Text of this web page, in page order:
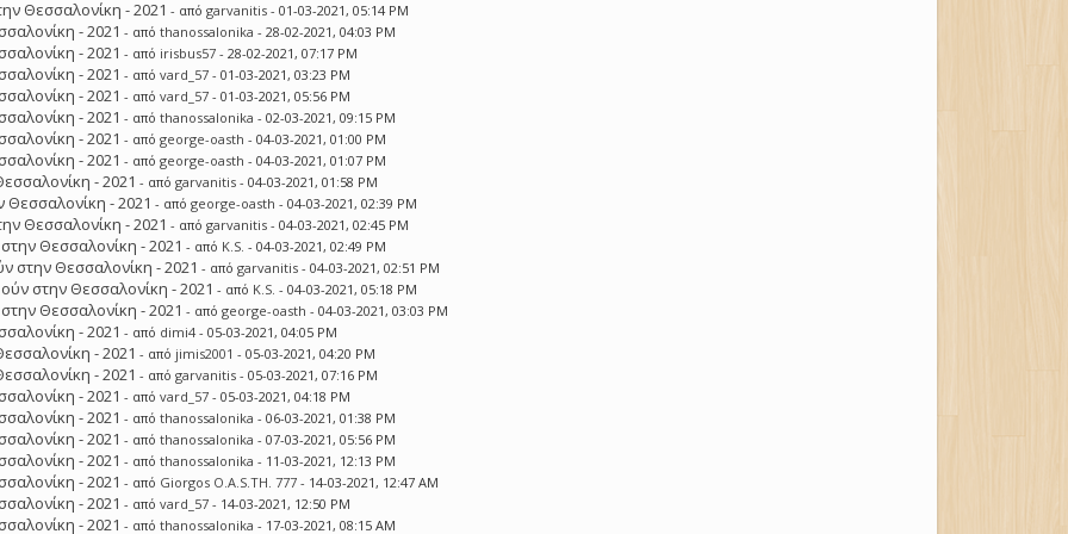
Θεσσαλονίκη - 2021 - απόgarvanitis - 01-03-2021, 05:14 PM
- 2021 - απόthanossalonika - 28-02-2021, 04:03 PM
- 2021 - από irisbus57 - 28-02-2021, 07:17 PM
- 2021 - απόvard_57 - 01-03-2021, 03:23 PM
- 2021 - απόvard_57 - 01-03-2021, 05:56 PM
- 2021 - απόthanossalonika - 02-03-2021, 09:15 PM
- 2021 - απόgeorge-oasth - 04-03-2021, 01:00 PM
- 2021 - απόgeorge-oasth - 04-03-2021, 01:07 PM
- 2021 - απόgarvanitis - 04-03-2021, 01:58 PM
- 2021 - απόgeorge-oasth - 04-03-2021, 02:39 PM
Θεσσαλονίκη - 2021 - απόgarvanitis - 04-03-2021, 02:45 PM
Θεσσαλονίκη - 2021 - από K.S. - 04-03-2021, 02:49 PM
στην Θεσσαλονίκη - 2021 - απόgarvanitis - 04-03-2021, 02:51 PM
στην Θεσσαλονίκη - 2021 - από K.S. - 04-03-2021, 05:18 PM
Θεσσαλονίκη - 2021 - απόgeorge-oasth - 04-03-2021, 03:03 PM
- 2021 - από dimi4 - 05-03-2021, 04:05 PM
- 2021 - από jimis2001 - 05-03-2021, 04:20 PM
- 2021 - απόgarvanitis - 05-03-2021, 07:16 PM
- 2021 - απόvard_57 - 05-03-2021, 04:18 PM
- 2021 - απόthanossalonika - 06-03-2021, 01:38 PM
- 2021 - απόthanossalonika - 07-03-2021, 05:56 PM
- 2021 - απόthanossalonika - 11-03-2021, 12:13 PM
- 2021 - από Giorgos O.A.S.TH. 777 - 14-03-2021, 12:47 AM
- 2021 - απόvard_57 - 14-03-2021, 12:50 PM
- 2021 - απόthanossalonika - 17-03-2021, 08:15 AM